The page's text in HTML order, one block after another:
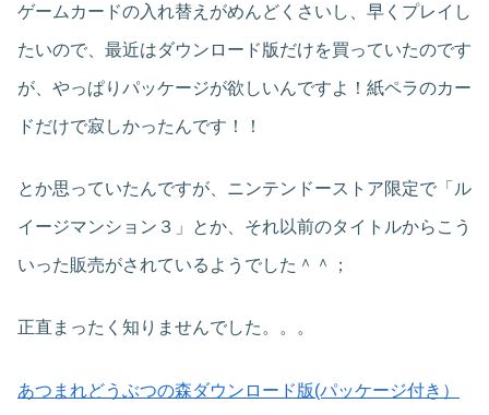
ゲームカードの入れ替えがめんどくさいし、早くプレイし
たいので、最近はダウンロード版だけを買っていたのです
が、やっぱりパッケージが欲しいんですよ！紙ペラのカー
ドだけで寂しかったんです！！
とか思っていたんですが、ニンテンドーストア限定で「ル
イージマンション３」とか、それ以前のタイトルからこう
いった販売がされているようでした＾＾；
正直まったく知りませんでした。。。
あつまれどうぶつの森ダウンロード版(パッケージ付き）